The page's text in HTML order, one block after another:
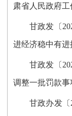
肃省人民政府
甘政发〔
进经济稳中有
甘政发〔
调整一批罚款事
甘政办发